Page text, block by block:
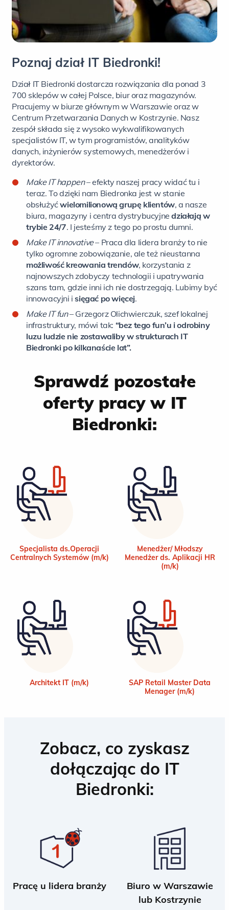
Poznaj dział IT Biedronki!
Dział IT Biedronki dostarcza rozwiązania dla ponad 3
700 sklepów w całej Polsce, biur oraz magazynów.
Pracujemy w biurze głównym w Warszawie oraz w
Centrum Przetwarzania Danych w Kostrzynie. Nasz
zespół składa się z wysoko wykwalifikowanych
specjalistów IT, w tym programistów, analityków
danych, inżynierów systemowych, menedżerów i
dyrektorów.
Make IT happen– efekty naszej pracy widać tu i
teraz. To dzięki nam Biedronka jest w stanie
obsłużyćwielomilionową grupę klientów, a nasze
biura, magazyny i centra dystrybucyjnedziałają w
trybie 24/7. I jesteśmy z tego po prostu dumni.
Make IT innovative– Praca dla lidera branży to nie
tylko ogromne zobowiązanie, ale też nieustanna
możliwość kreowania trendów, korzystania z
najnowszych zdobyczy technologii i upatrywania
szans tam, gdzie inni ich nie dostrzegają. Lubimy być
innowacyjni isięgać po więcej.
Make IT fun– Grzegorz Olichwierczuk, szef lokalnej
infrastruktury, mówi tak: “bez tego fun’u i odrobiny
luzu ludzie nie zostawaliby w strukturach IT
Biedronki po kilkanaście lat”.
Sprawdź pozostałe
oferty pracy w IT
Biedronki:
Specjalista ds.Operacji
Centralnych Systemów (m/k)
Menedżer/ Młodszy
Menedżer ds. Aplikacji HR
(m/k)
Architekt IT (m/k)
SAP Retail Master Data
Menager (m/k)
Zobacz, co zyskasz
dołączając do IT
Biedronki:
Pracę u lidera branży
Biuro w Warszawie
lub Kostrzynie